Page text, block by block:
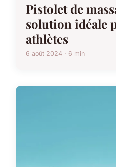
Pistolet de
solution idéale
athlètes
6 août 2024 · 6 min